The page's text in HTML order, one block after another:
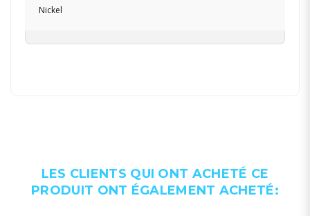
Nickel
LES CLIENTS QUI ONT ACHETÉ CE
PRODUIT ONT ÉGALEMENT ACHETÉ: